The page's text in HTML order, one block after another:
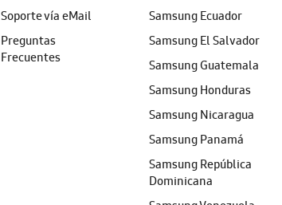
Soporte vía eMail
Preguntas
Frecuentes
Samsung Ecuador
Samsung El Salvador
Samsung Guatemala
Samsung Honduras
Samsung Nicaragua
Samsung Panamá
Samsung República
Dominicana